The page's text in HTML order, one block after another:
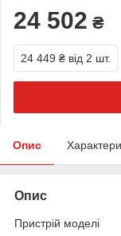
24 502 ₴
24 449 ₴ від 2 шт.
Опис
Опис
Пристрій моделі